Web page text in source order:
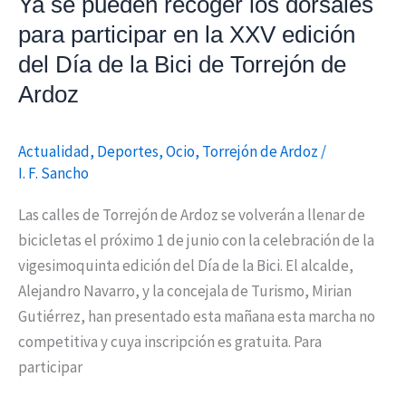
para participar en la XXV edición
del Día de la Bici de Torrejón de
Ardoz
Actualidad, Deportes,Ocio, Torrejón de Ardoz /
I. F. Sancho
Las calles de Torrejón de Ardoz se volverán a llenar de
bicicletas el próximo 1 de junio con la celebración de la
vigesimoquinta edición del Día de la Bici. El alcalde,
Alejandro Navarro, y la concejala de Turismo, Mirian
Gutiérrez, han presentado esta mañana esta marcha no
competitiva y cuya inscripción es gratuita. Para
participar
del
Día
de
la
Bici
Torrejón
de
Ardoz